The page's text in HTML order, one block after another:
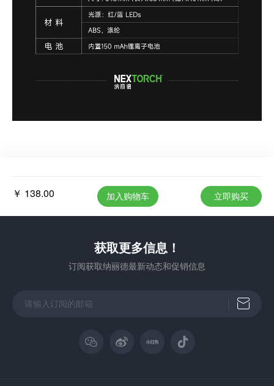
￥ 138.00 加入购物车 立即购买
获取更多信息！
订阅获取纳丽德最新动态和促销信息